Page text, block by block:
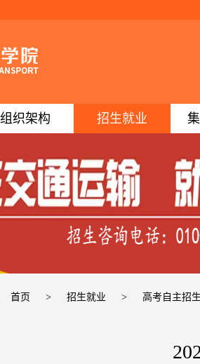
组织架构 招生就业
首页 > 招生就业 > 高考自主招生